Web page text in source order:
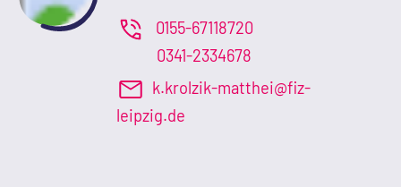
0155-67118720
0341-2334678
k.krolzik-matthei@fiz-
leipzig.de